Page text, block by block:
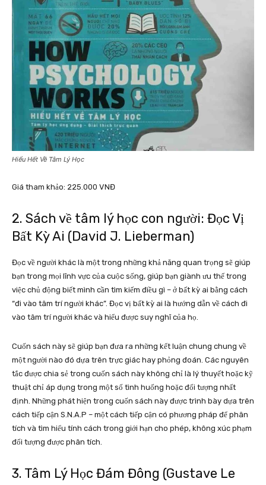
Hiểu Hết Về Tâm Lý Học
Giá tham khảo: 225.000 VNĐ
2. Sách về tâm lý học con người: Đọc Vị
Bất Kỳ Ai (David J. Lieberman)
Đọc về người khác là một trong những khả năng quan trọng sẽ giúp
bạn trong mọi lĩnh vực của cuộc sống, giúp bạn giành ưu thế trong
việc chủ động biết mình cần tìm kiếm điều gì – ở bất kỳ ai bằng cách
“đi vào tâm trí người khác”. Đọc vị bất kỳ ai là hướng dẫn về cách đi
vào tâm trí người khác và hiểu được suy nghĩ của họ.
Cuốn sách này sẽ giúp bạn đưa ra những kết luận chung chung về
một người nào đó dựa trên trực giác hay phỏng đoán. Các nguyên
tắc được chia sẻ trong cuốn sách này không chỉ là lý thuyết hoặc kỹ
thuật chỉ áp dụng trong một số tình huống hoặc đối tượng nhất
định. Những phát hiện trong cuốn sách này được trình bày dựa trên
cách tiếp cận S.N.A.P – một cách tiếp cận có phương pháp để phân
tích và tìm hiểu tính cách trong giới hạn cho phép, không xúc phạm
đối tượng được phân tích.
3. Tâm Lý Học Đám Đông (Gustave Le